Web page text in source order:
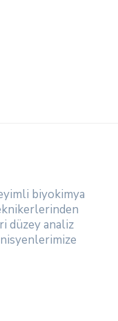
biyokimya
düzey analiz